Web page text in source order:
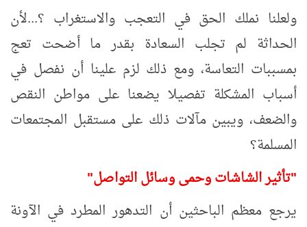
ولعلنا نملك الحق في التعجب والاستغراب ؟...لأن
الحداثة لم تجلب السعادة بقدر ما أضحت تعج
بمسببات التعاسة، ومع ذلك لزم علينا أن نفصل في
أسباب المشكلة تفصيلا يضعنا على مواطن النقص
والضعف، ويبين مآلات ذلك على مستقبل المجتمعات
المسلمة؟
"تأثير الشاشات وحمى وسائل التواصل"
يرجع معظم الباحثين أن التدهور المطرد في الآونة